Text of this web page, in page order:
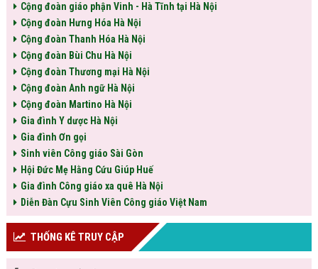
Cộng đoàn giáo phận Vinh - Hà Tĩnh tại Hà Nội
Cộng đoàn Hưng Hóa Hà Nội
Cộng đoàn Thanh Hóa Hà Nội
Cộng đoàn Bùi Chu Hà Nội
Cộng đoàn Thương mại Hà Nội
Cộng đoàn Anh ngữ Hà Nội
Cộng đoàn Martino Hà Nội
Gia đình Y dược Hà Nội
Gia đình Ơn gọi
Sinh viên Công giáo Sài Gòn
Hội Đức Mẹ Hằng Cứu Giúp Huế
Gia đình Công giáo xa quê Hà Nội
Diễn Đàn Cựu Sinh Viên Công giáo Việt Nam
THỐNG KÊ TRUY CẬP